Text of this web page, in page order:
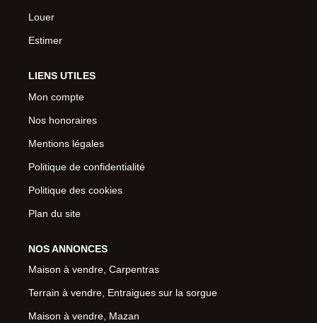
Louer
Estimer
LIENS UTILES
Mon compte
Nos honoraires
Mentions légales
Politique de confidentialité
Politique des cookies
Plan du site
NOS ANNONCES
Maison à vendre, Carpentras
Terrain à vendre, Entraigues sur la sorgue
Maison à vendre, Mazan